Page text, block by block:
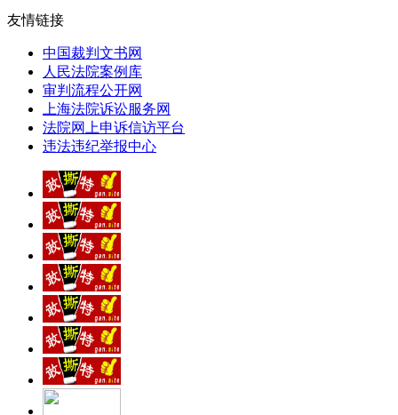
友情链接
中国裁判文书网
人民法院案例库
审判流程公开网
上海法院诉讼服务网
法院网上申诉信访平台
违法违纪举报中心